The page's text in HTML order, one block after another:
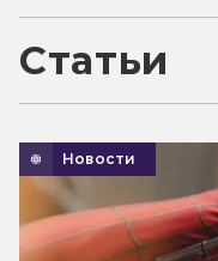
Статьи
Новости